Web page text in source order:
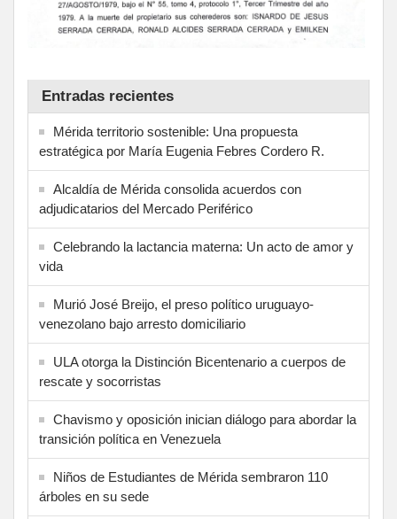
Entradas recientes
Mérida territorio sostenible: Una propuesta
estratégica por María Eugenia Febres Cordero R.
Alcaldía de Mérida consolida acuerdos con
adjudicatarios del Mercado Periférico
Celebrando la lactancia materna: Un acto de amor y
vida
Murió José Breijo, el preso político uruguayo-
venezolano bajo arresto domiciliario
ULA otorga la Distinción Bicentenario a cuerpos de
rescate y socorristas
Chavismo y oposición inician diálogo para abordar la
transición política en Venezuela
Niños de Estudiantes de Mérida sembraron 110
árboles en su sede